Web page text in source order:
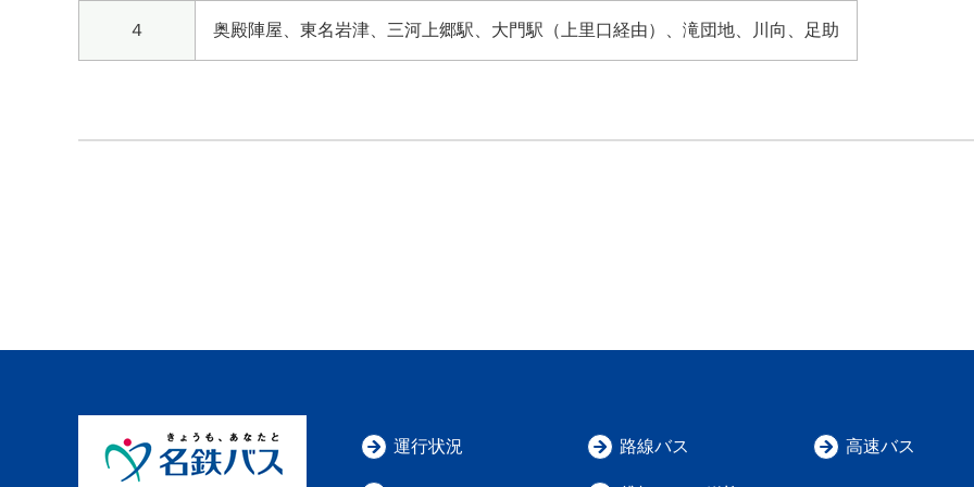
４ 奥殿陣屋、東名岩津、三河上郷駅、大門駅（上里口経由）、滝団地、川向、足助
運行状況 路線バス 高速バス